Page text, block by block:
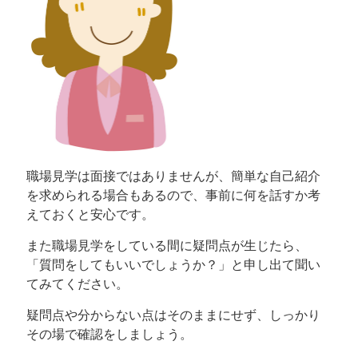
職場見学は面接ではありませんが、簡単な自己紹介
を求められる場合もあるので、事前に何を話すか考
えておくと安心です。
また職場見学をしている間に疑問点が生じたら、
「質問をしてもいいでしょうか？」と申し出て聞い
てみてください。
疑問点や分からない点はそのままにせず、しっかり
その場で確認をしましょう。